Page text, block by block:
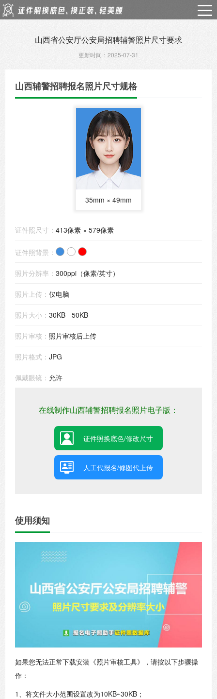
山西省公安厅公安局招聘辅警照片尺寸要求
更新时间：2025-07-31
山西辅警招聘报名照片尺寸规格
35mm × 49mm
证件照尺寸：413像素 × 579像素
证件照背景：
照片分辨率：300ppi（像素/英寸）
照片上传：仅电脑
照片大小：30KB - 50KB
照片审核： 照片审核后上传
照片格式：JPG
佩戴眼镜： 允许
在线制作山西辅警招聘报名照片电子版：
证件照换底色/修改尺寸
人工代报名/修图代上传
使用须知
如果您无法正常下载安装《照片审核工具》，请按以下步骤操
作：
1、将文件大小范围设置改为10KB~30KB；